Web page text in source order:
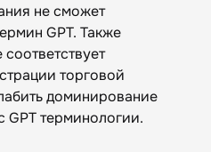
не сможет
GPT. Также
торговой
доминирование
GPT терминологии.